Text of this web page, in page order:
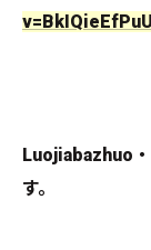
Luojiabazhuo
す。